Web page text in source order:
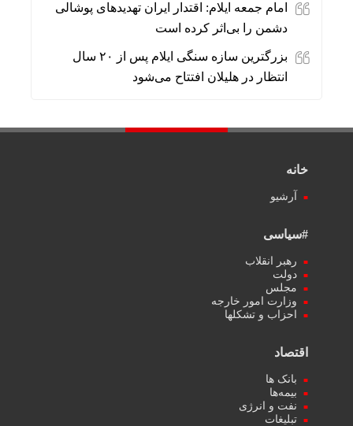
امام جمعه ایلام: اقتدار ایران تهدیدهای پوشالی
دشمن را بی‌اثر کرده است
بزرگترین سازه سنگی ایلام پس از ۲۰ سال
انتظار در هلیلان افتتاح می‌شود
خانه
آرشیو
#سیاسی
رهبر انقلاب
دولت
مجلس
وزارت امور خارجه
احزاب و تشکلها
اقتصاد
بانک ها
بیمه‌ها
نفت و انرژی
تبلیغات